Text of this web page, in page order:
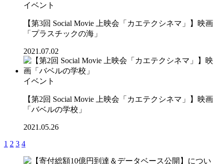
イベント
【第3回 Social Movie 上映会「カエテクシネマ」】映画
「プラスチックの海」
2021.07.02
イベント
【第2回 Social Movie 上映会「カエテクシネマ」】映画
「バベルの学校」
2021.05.26
1 2 3 4